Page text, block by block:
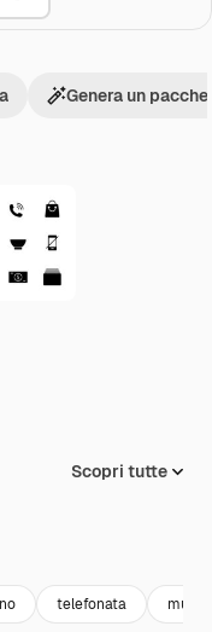
Genera un
Scopri tutte
telefonata muto